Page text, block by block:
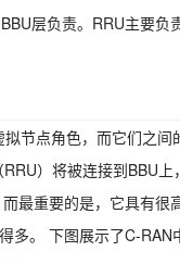
层负责。RRU主要负
节点角色，而它们之间
）将被连接到BBU
最重要的是，它具有很
多。 下图展示了C-RAN